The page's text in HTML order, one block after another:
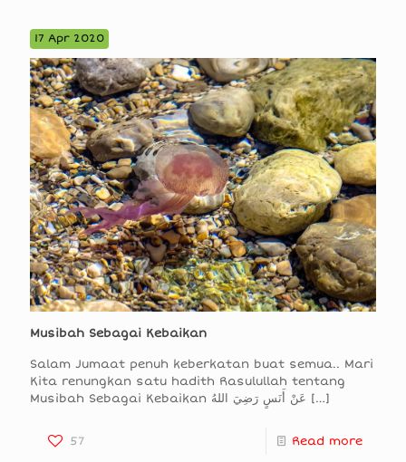
17 Apr 2020
Musibah Sebagai Kebaikan
Salam Jumaat penuh keberkatan buat semua.. Mari
Kita renungkan satu hadith Rasulullah tentang
Musibah Sebagai Kebaikan عَنْ أَنَسٍ رَضِيَ اللهُ […]
57 Read more